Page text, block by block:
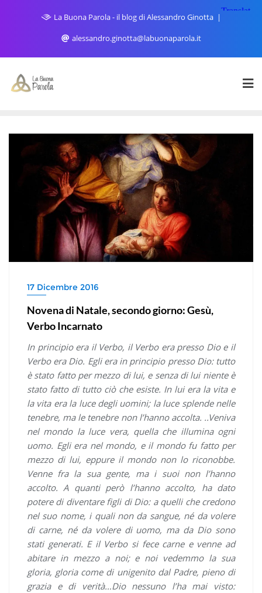
La Buona Parola - il blog di Alessandro Ginotta
alessandro.ginotta@labuonaparola.it
17 Dicembre 2016
Novena di Natale, secondo giorno: Gesù,
Verbo Incarnato
In principio era il Verbo, il Verbo era presso Dio e il
Verbo era Dio. Egli era in principio presso Dio: tutto
è stato fatto per mezzo di lui, e senza di lui niente è
stato fatto di tutto ciò che esiste. In lui era la vita e
la vita era la luce degli uomini; la luce splende nelle
tenebre, ma le tenebre non l’hanno accolta. ..Veniva
nel mondo la luce vera, quella che illumina ogni
uomo. Egli era nel mondo, e il mondo fu fatto per
mezzo di lui, eppure il mondo non lo riconobbe.
Venne fra la sua gente, ma i suoi non l’hanno
accolto. A quanti però l’hanno accolto, ha dato
potere di diventare figli di Dio: a quelli che credono
nel suo nome, i quali non da sangue, né da volere
di carne, né da volere di uomo, ma da Dio sono
stati generati. E il Verbo si fece carne e venne ad
abitare in mezzo a noi; e noi vedemmo la sua
gloria, gloria come di unigenito dal Padre, pieno di
grazia e di verità…Dio nessuno l’ha mai visto: